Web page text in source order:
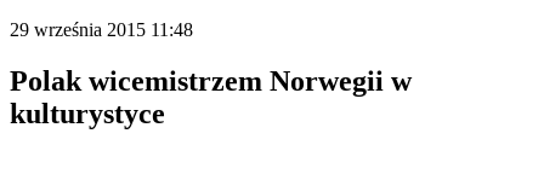
29 września 2015 11:48
Polak wicemistrzem Norwegii w
kulturystyce